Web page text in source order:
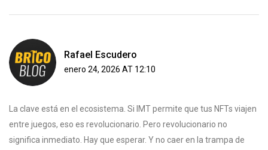
Rafael Escudero
enero 24, 2026 AT 12:10
La clave está en el ecosistema. Si IMT permite que tus NFTs viajen
entre juegos, eso es revolucionario. Pero revolucionario no
significa inmediato. Hay que esperar. Y no caer en la trampa de